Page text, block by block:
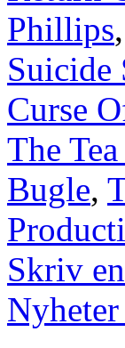
Phillips,
Suicide
Curse
The
Bugle,
Skriv